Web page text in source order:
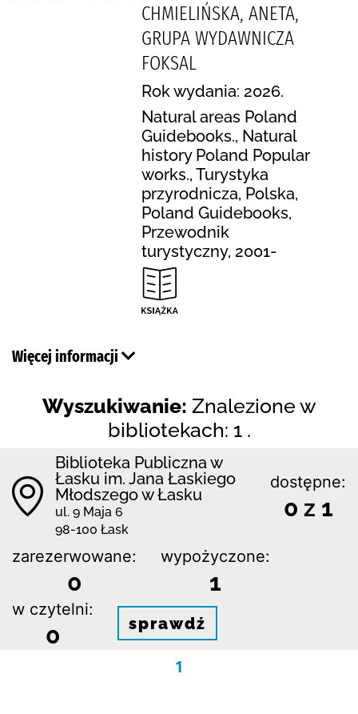
CHMIELIŃSKA, ANETA,
GRUPA WYDAWNICZA
FOKSAL
Rok wydania: 2026.
Natural areas Poland
Guidebooks., Natural
history Poland Popular
works., Turystyka
przyrodnicza, Polska,
Poland Guidebooks,
Przewodnik
turystyczny, 2001-
Więcej informacji
Wyszukiwanie: Znalezione w
bibliotekach: 1 .
Biblioteka Publiczna w
Łasku im. Jana Łaskiego
Młodszego w Łasku
ul. 9 Maja 6
98-100 Łask
dostępne:
0 z 1
zarezerwowane:
0
wypożyczone:
1
w czytelni:
0 sprawdź
1